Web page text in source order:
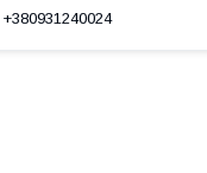
+380931240024